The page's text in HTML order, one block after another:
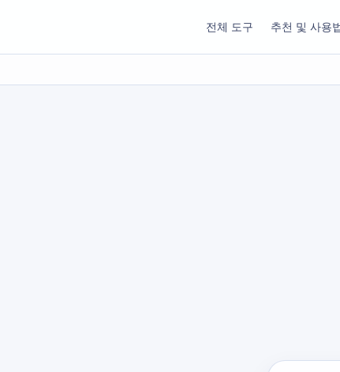
전체 도구 추천 및 사용